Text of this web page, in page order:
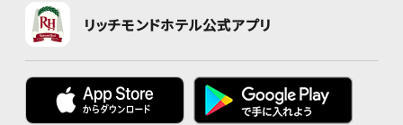
リッチモンドホテル公式アプリ